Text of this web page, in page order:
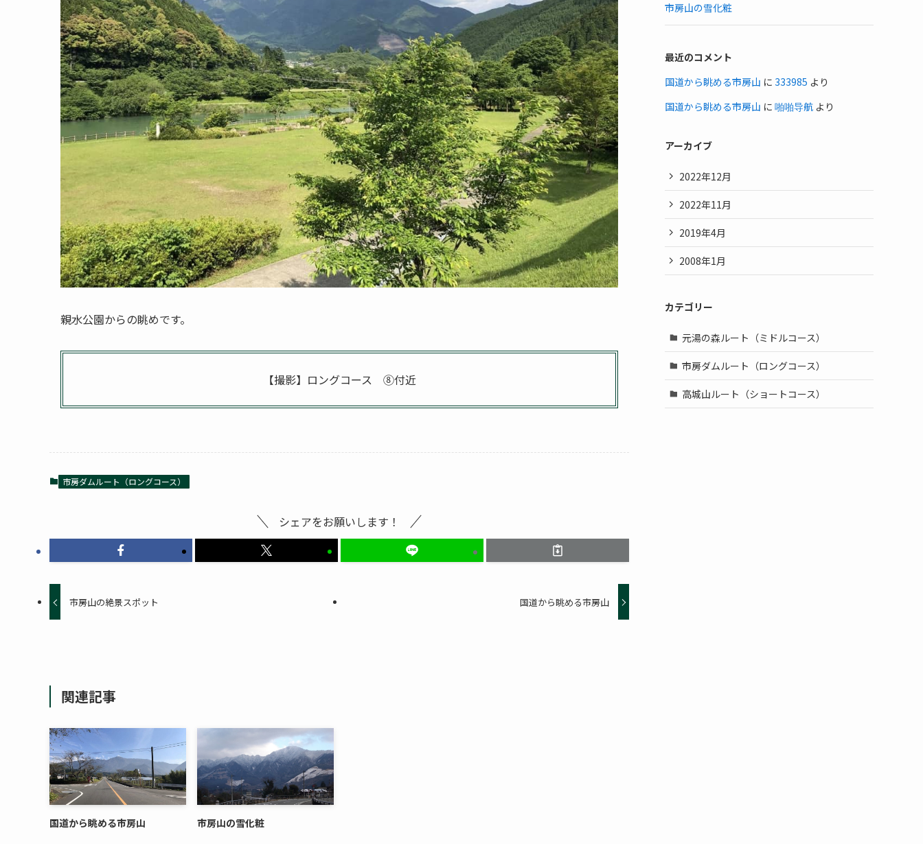
親水公園からの眺めです。
【撮影】ロングコース ⑧付近
市房ダムルート（ロングコース）
シェアをお願いします！
市房山の絶景スポット 国道から眺める市房山
関連記事
国道から眺める市房山 市房山の雪化粧
市房山の雪化粧
最近のコメント
国道から眺める市房山 に 333985 より
国道から眺める市房山 に 啪啪导航 より
アーカイブ
2022年12月
2022年11月
2019年4月
2008年1月
カテゴリー
元湯の森ルート（ミドルコース）
市房ダムルート（ロングコース）
高城山ルート（ショートコース）